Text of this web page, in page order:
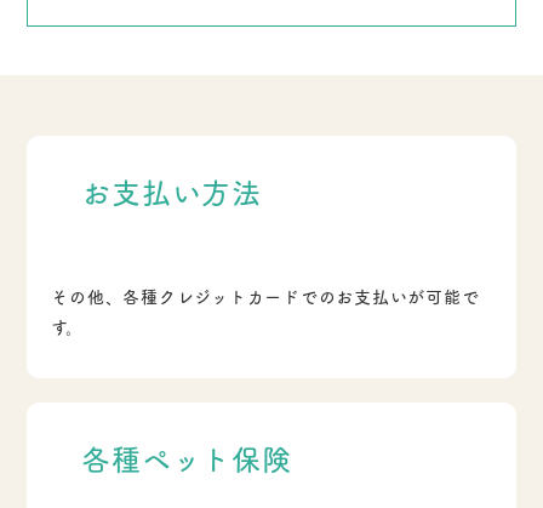
お支払い方法
その他、各種クレジットカードでのお支払いが可能で
す。
各種ペット保険